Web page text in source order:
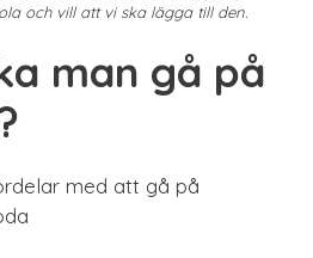
och vill att vi ska lägga till den.
man gå på
med att gå på